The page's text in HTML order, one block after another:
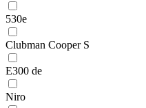
530e
Clubman Cooper S
E300 de
Niro